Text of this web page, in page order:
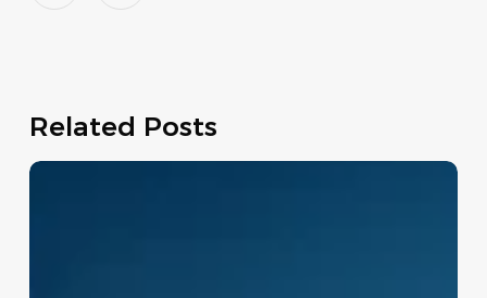
Related Posts
Move